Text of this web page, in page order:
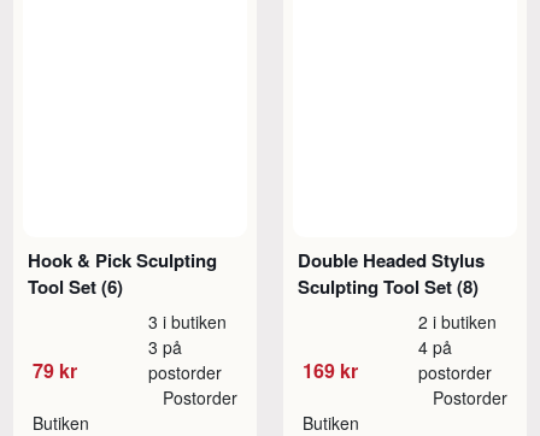
Hook & Pick Sculpting
Tool Set (6)
79 kr
3 i butiken
3 på
postorder
Butiken
Postorder
Double Headed Stylus
Sculpting Tool Set (8)
169 kr
2 i butiken
4 på
postorder
Butiken
Postorder